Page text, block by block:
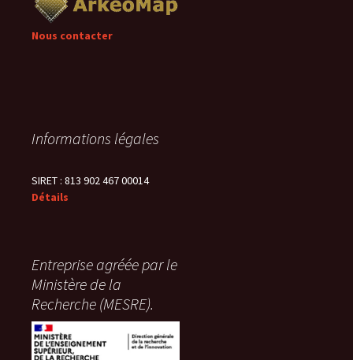
Nous contacter
Informations légales
SIRET : 813 902 467 00014
Détails
Entreprise agréée par le
Ministère de la
Recherche (MESRE).